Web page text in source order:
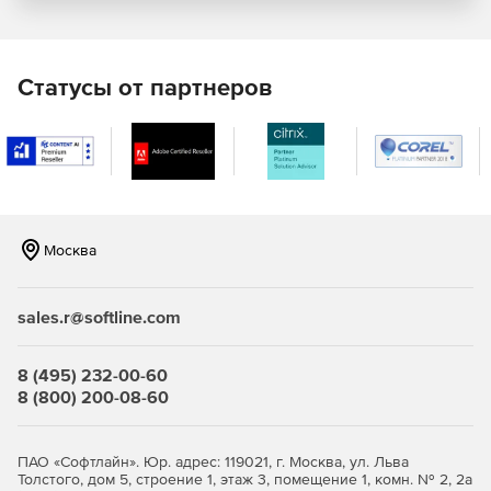
Sapphire for Final Cut Pro
визуальных эффектов для Final Cut Pro и Motion,
более 40 высококачественных эффектов перехода.
регулировки многочисленных параметров эффектов.
Все версии предлагают функции ускорения работы
центрального процессора и поддержки плавающих точек.
Новое в версии GenArts Sapphire
2021
рендеринга на Mac.
Статусы от партнеров
Москва
sales.r@softline.com
8 (495) 232-00-60
8 (800) 200-08-60
ПАО «Софтлайн». Юр. адрес: 119021, г. Москва, ул. Льва
Толстого, дом 5, строение 1, этаж 3, помещение 1, комн. № 2, 2а